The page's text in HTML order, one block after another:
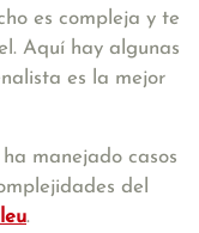
es compleja y te
Aquí hay algunas
es la mejor
manejado casos
del
.